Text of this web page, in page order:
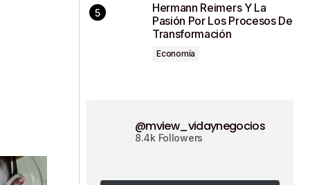
Hermann Reimers Y La
Pasión Por Los Procesos De
Transformación
Economía
@mview_vidaynegocios
8.4k Followers